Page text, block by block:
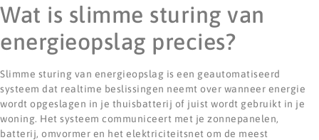
Wat is slimme sturing van
energieopslag precies?
Slimme sturing van energieopslag is een geautomatiseerd
systeem dat realtime beslissingen neemt over wanneer energie
wordt opgeslagen in je thuisbatterij of juist wordt gebruikt in je
woning. Het systeem communiceert met je zonnepanelen,
batterij, omvormer en het elektriciteitsnet om de meest